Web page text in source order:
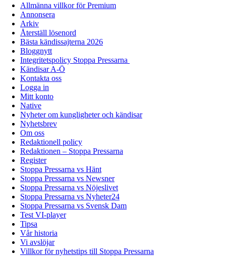
Allmänna villkor för Premium
Annonsera
Arkiv
Återställ lösenord
Bästa kändissajterna 2026
Bloggnytt
Integritetspolicy Stoppa Pressarna
Kändisar A-Ö
Kontakta oss
Logga in
Mitt konto
Native
Nyheter om kungligheter och kändisar
Nyhetsbrev
Om oss
Redaktionell policy
Redaktionen – Stoppa Pressarna
Register
Stoppa Pressarna vs Hänt
Stoppa Pressarna vs Newsner
Stoppa Pressarna vs Nöjeslivet
Stoppa Pressarna vs Nyheter24
Stoppa Pressarna vs Svensk Dam
Test VI-player
Tipsa
Vår historia
Vi avslöjar
Villkor för nyhetstips till Stoppa Pressarna